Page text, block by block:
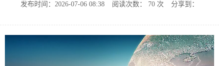
发布时间：2026-07-06 08:38 阅读次数： 70 次 分享到：